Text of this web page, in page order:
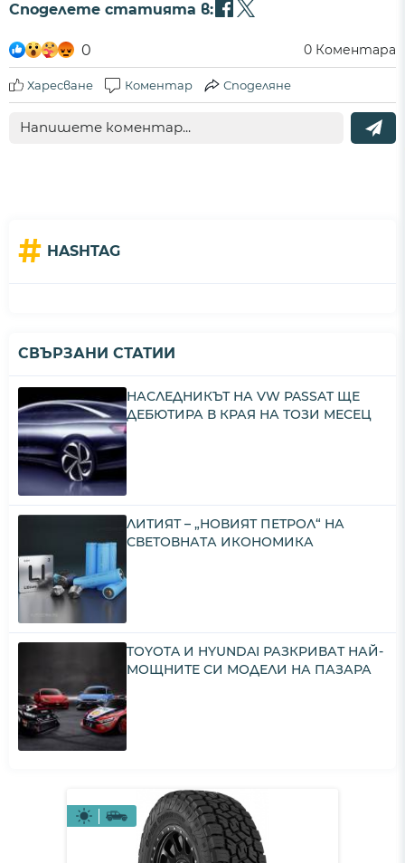
Споделете статията в:
0 0 Коментара
Харесване Коментар Споделяне
# HASHTAG
СВЪРЗАНИ СТАТИИ
НАСЛЕДНИКЪТ НА VW PASSAT ЩЕ
ДЕБЮТИРА В КРАЯ НА ТОЗИ МЕСЕЦ
ЛИТИЯТ – „НОВИЯТ ПЕТРОЛ“ НА
СВЕТОВНАТА ИКОНОМИКА
TOYOTA И HYUNDAI РАЗКРИВАТ НАЙ-
МОЩНИТЕ СИ МОДЕЛИ НА ПАЗАРА